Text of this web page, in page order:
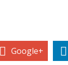
Google+